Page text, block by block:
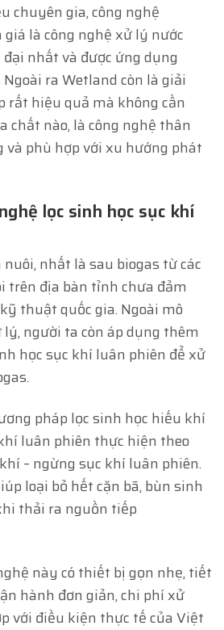
chuyên gia, công nghệ
là công nghệ xử lý nước
nhất và được ứng dụng
ra Wetland còn là giải
rất hiệu quả mà không cần
chất nào, là công nghệ thân
phù hợp với xu hướng phát
lọc sinh học sục khí
nhất là sau biogas từ các
trên địa bàn tỉnh chưa đảm
thuật quốc gia. Ngoài mô
người ta còn áp dụng thêm
học sục khí luân phiên để xử
pháp lọc sinh học hiếu khí
luân phiên thực hiện theo
– ngừng sục khí luân phiên.
loại bỏ hết cặn bã, bùn sinh
thải ra nguồn tiếp
này có thiết bị gọn nhẹ, tiết
hành đơn giản, chi phí xử
với điều kiện thực tế của Việt